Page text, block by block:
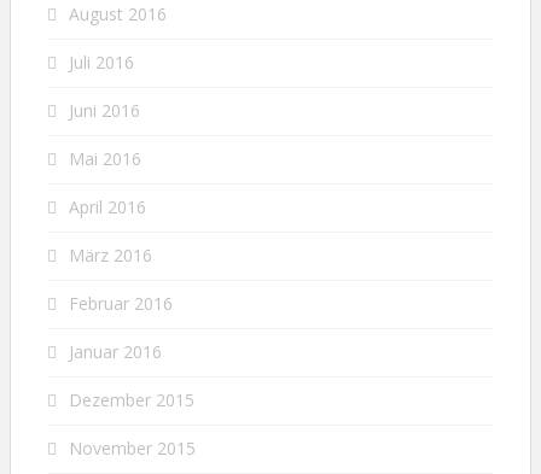
August 2016
Juli 2016
Juni 2016
Mai 2016
April 2016
März 2016
Februar 2016
Januar 2016
Dezember 2015
November 2015